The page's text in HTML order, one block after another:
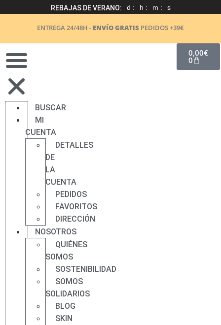
REBAJAS DE VERANO: d : h : m : s
ENTREGA 24/48H - ENVÍO GRATIS PEDIDOS +39€
BUSCAR
MI
CUENTA
DETALLES
DE
LA
CUENTA
PEDIDOS
FAVORITOS
DIRECCIÓN
NOSOTROS
QUIÉNES
SOMOS
SOSTENIBILIDAD
SOMOS
SOLIDARIOS
BLOG
SKIN
0,00€
0